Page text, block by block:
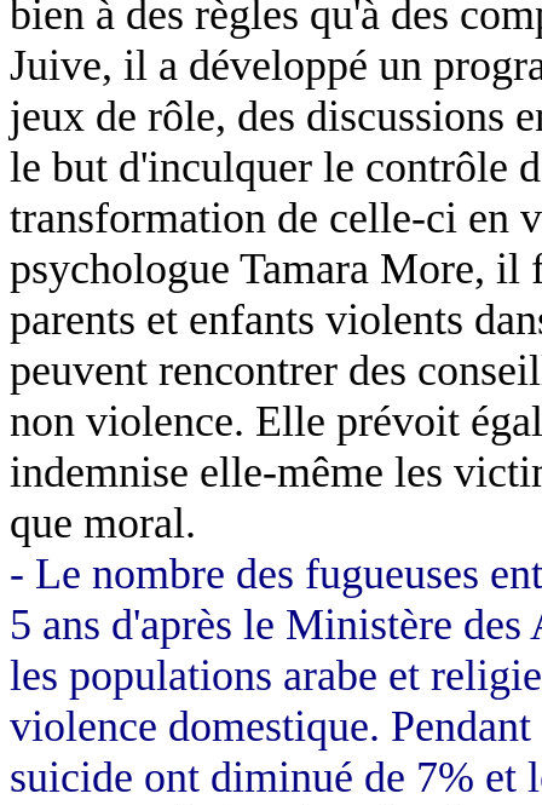
bien à des règles qu'à des
Juive, il a développé un
jeux de rôle, des discussions
le but d'inculquer le contrôle
transformation de celle-ci en
psychologue Tamara More,
parents et enfants violents
peuvent rencontrer des
non violence. Elle prévoit
indemnise elle-même les
que moral.
- Le nombre des fugueuses
5 ans d'après le Ministère
les populations arabe et
violence domestique.
suicide ont diminué de 7% et